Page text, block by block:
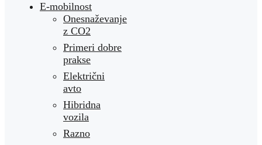
E-mobilnost
Onesnaževanje
z CO2
Primeri dobre
prakse
Električni
avto
Hibridna
vozila
Razno